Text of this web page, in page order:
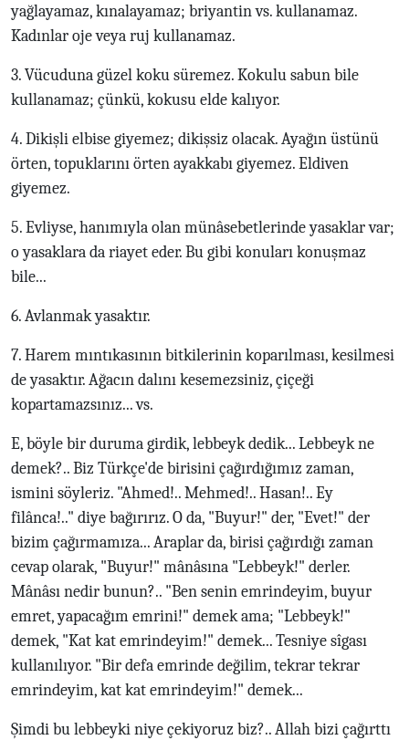
yağlayamaz, kınalayamaz; briyantin vs. kullanamaz.
Kadınlar oje veya ruj kullanamaz.
3. Vücuduna güzel koku süremez. Kokulu sabun bile
kullanamaz; çünkü, kokusu elde kalıyor.
4. Dikişli elbise giyemez; dikişsiz olacak. Ayağın üstünü
örten, topuklarını örten ayakkabı giyemez. Eldiven
giyemez.
5. Evliyse, hanımıyla olan münâsebetlerinde yasaklar var;
o yasaklara da riayet eder. Bu gibi konuları konuşmaz
bile...
6. Avlanmak yasaktır.
7. Harem mıntıkasının bitkilerinin koparılması, kesilmesi
de yasaktır. Ağacın dalını kesemezsiniz, çiçeği
kopartamazsınız... vs.
E, böyle bir duruma girdik, lebbeyk dedik... Lebbeyk ne
demek?.. Biz Türkçe'de birisini çağırdığımız zaman,
ismini söyleriz. "Ahmed!.. Mehmed!.. Hasan!.. Ey
filânca!.." diye bağırırız. O da, "Buyur!" der, "Evet!" der
bizim çağırmamıza... Araplar da, birisi çağırdığı zaman
cevap olarak, "Buyur!" mânâsına "Lebbeyk!" derler.
Mânâsı nedir bunun?.. "Ben senin emrindeyim, buyur
emret, yapacağım emrini!" demek ama; "Lebbeyk!"
demek, "Kat kat emrindeyim!" demek... Tesniye sîgası
kullanılıyor. "Bir defa emrinde değilim, tekrar tekrar
emrindeyim, kat kat emrindeyim!" demek...
Şimdi bu lebbeyki niye çekiyoruz biz?.. Allah bizi çağırttı